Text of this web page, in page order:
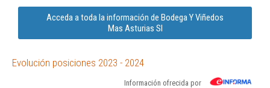
Acceda a toda la información de Bodega Y Viñedos
Mas Asturias Sl
Evolución posiciones 2023 - 2024
Información ofrecida por